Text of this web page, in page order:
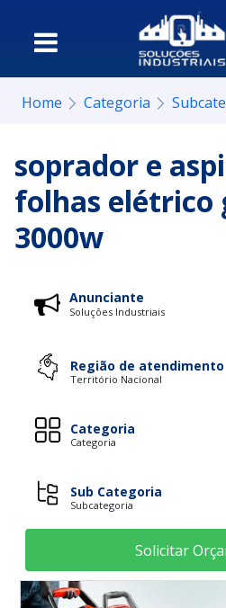
Home Categoria
soprador e
folhas elétrico
3000w
Anunciante
Soluções Industriais
Região de atendimento
Território Nacional
Categoria
Categoria
Sub Categoria
Subcategoria
Solicitar